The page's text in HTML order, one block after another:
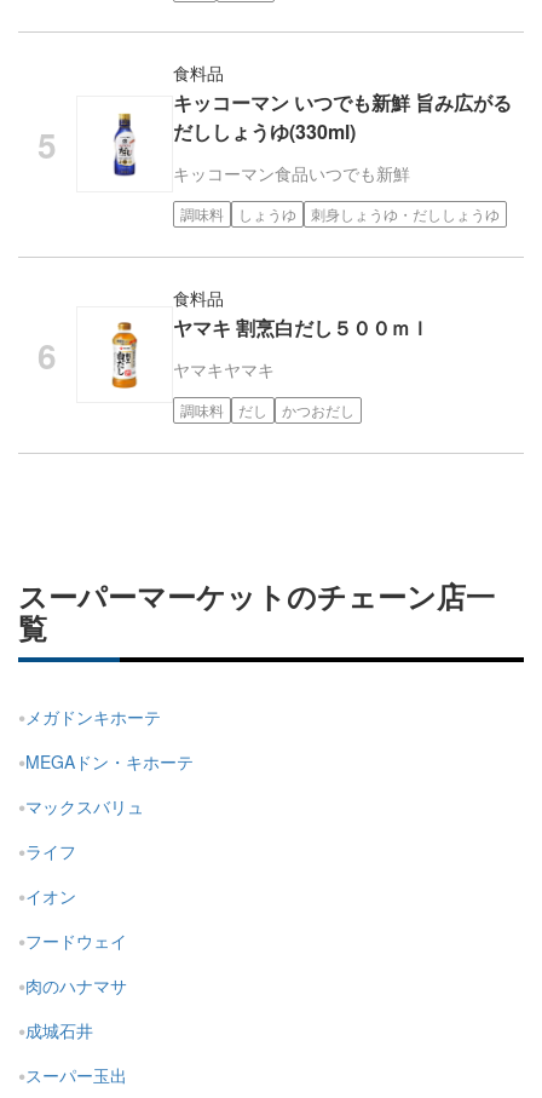
食料品
キッコーマン いつでも新鮮 旨み広がる
だししょうゆ(330ml)
キッコーマン食品いつでも新鮮
調味料 しょうゆ 刺身しょうゆ・だししょうゆ
食料品
ヤマキ 割烹白だし５００ｍｌ
ヤマキヤマキ
調味料 だし かつおだし
スーパーマーケットのチェーン店一
覧
メガドンキホーテ
MEGAドン・キホーテ
マックスバリュ
ライフ
イオン
フードウェイ
肉のハナマサ
成城石井
スーパー玉出